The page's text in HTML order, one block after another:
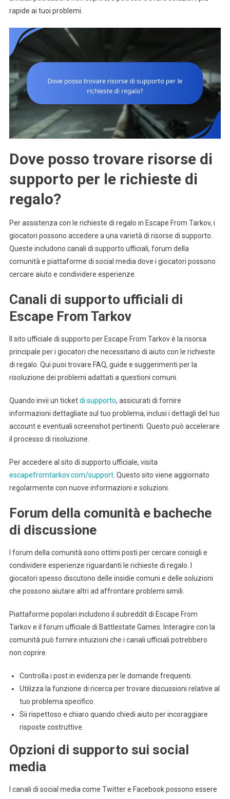
rapide ai tuoi problemi.
Dove posso trovare risorse di
supporto per le richieste di
regalo?
Per assistenza con le richieste di regalo in Escape From Tarkov, i
giocatori possono accedere a una varietà di risorse di supporto.
Queste includono canali di supporto ufficiali, forum della
comunità e piattaforme di social media dove i giocatori possono
cercare aiuto e condividere esperienze.
Canali di supporto ufficiali di
Escape From Tarkov
Il sito ufficiale di supporto per Escape From Tarkov è la risorsa
principale per i giocatori che necessitano di aiuto con le richieste
di regalo. Qui puoi trovare FAQ, guide e suggerimenti per la
risoluzione dei problemi adattati a questioni comuni.
Quando invii un ticketdi supporto, assicurati di fornire
informazioni dettagliate sul tuo problema, inclusi i dettagli del tuo
account e eventuali screenshot pertinenti. Questo può accelerare
il processo di risoluzione.
Per accedere al sito di supporto ufficiale, visita
escapefromtarkov.com/support. Questo sito viene aggiornato
regolarmente con nuove informazioni e soluzioni.
Forum della comunità e bacheche
di discussione
I forum della comunità sono ottimi posti per cercare consigli e
condividere esperienze riguardanti le richieste di regalo. I
giocatori spesso discutono delle insidie comuni e delle soluzioni
che possono aiutare altri ad affrontare problemi simili.
Piattaforme popolari includono il subreddit di Escape From
Tarkov e il forum ufficiale di Battlestate Games. Interagire con la
comunità può fornire intuizioni che i canali ufficiali potrebbero
non coprire.
Controlla i post in evidenza per le domande frequenti.
Utilizza la funzione di ricerca per trovare discussioni relative al
tuo problema specifico.
Sii rispettoso e chiaro quando chiedi aiuto per incoraggiare
risposte costruttive.
Opzioni di supporto sui social
media
I canali di social media come Twitter e Facebook possono essere